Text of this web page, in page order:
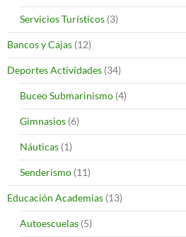
Servicios Turísticos (3)
Bancos y Cajas (12)
Deportes Actividades (34)
Buceo Submarinismo (4)
Gimnasios (6)
Náuticas (1)
Senderismo (11)
Educación Academias (13)
Autoescuelas (5)